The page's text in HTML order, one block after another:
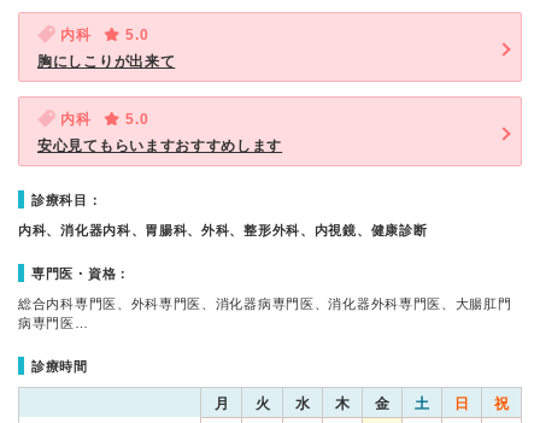
内科
5.0
胸にしこりが出来て
内科
5.0
安心見てもらいますおすすめします
診療科目：
内科、消化器内科、胃腸科、外科、整形外科、内視鏡、健康診断
専門医・資格：
総合内科専門医、外科専門医、消化器病専門医、消化器外科専門医、大腸肛門
病専門医…
診療時間
月 火 水 木 金 土 日 祝